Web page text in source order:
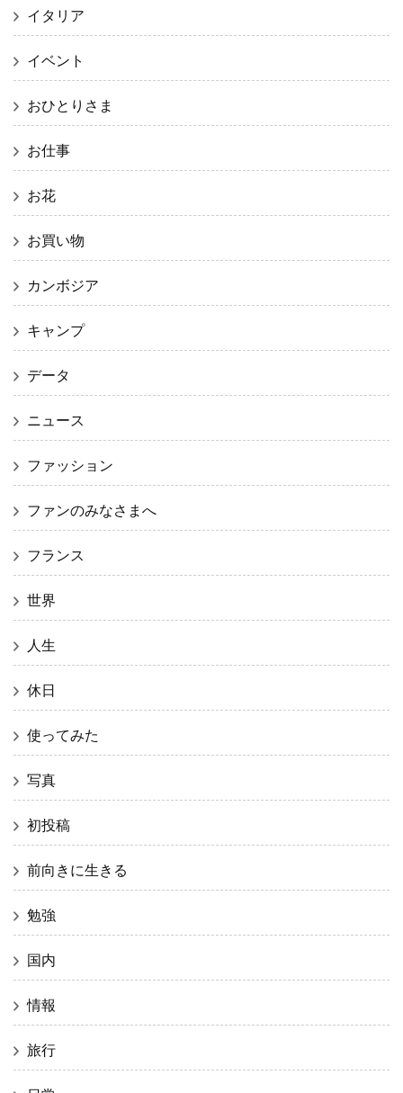
イタリア
イベント
おひとりさま
お仕事
お花
お買い物
カンボジア
キャンプ
データ
ニュース
ファッション
ファンのみなさまへ
フランス
世界
人生
休日
使ってみた
写真
初投稿
前向きに生きる
勉強
国内
情報
旅行